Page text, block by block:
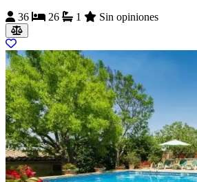
36
26 1 Sin opiniones